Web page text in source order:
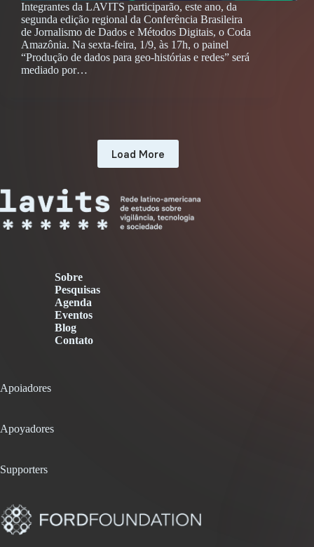
Integrantes da LAVITS participarão, este ano, da
segunda edição regional da Conferência Brasileira
de Jornalismo de Dados e Métodos Digitais, o Coda
Amazônia. Na sexta-feira, 1/9, às 17h, o painel
“Produção de dados para geo-histórias e redes” será
mediado por…
Load More
Sobre
Pesquisas
Agenda
Eventos
Blog
Contato
Apoiadores
Apoyadores
Supporters